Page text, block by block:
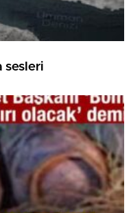
sesleri